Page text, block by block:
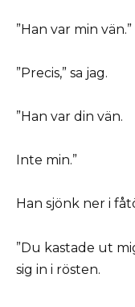
”Han var min vän.”
”Precis,” sa jag.
”Han var din vän.
Inte min.”
Han sjönk ner i
”Du kastade ut
sig in i rösten.